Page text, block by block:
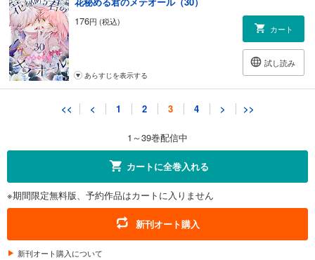
176円 (税込)
カート
試し読み
あらすじを表示する
花秘める君のメテオール（31）
あらすじを表示する
【番外編】花秘める君のプチメテオール
円 (税込)
<< < 1 2 3 4 > >>
1～39巻配信中
カートに全巻入れる
※期間限定無料版、予約作品はカートに入りません
新刊オート購入
新刊オート購入について